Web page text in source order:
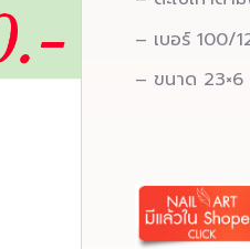
– เบอร์ 100/
– ขนาด 23×6